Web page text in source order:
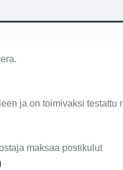
ja on toimivaksi
maksaa postikulut